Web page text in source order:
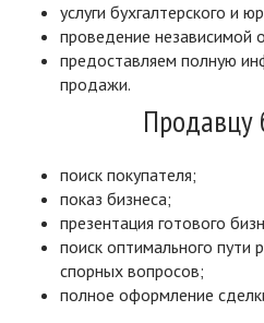
услуги бухгалтерского и
проведение независимой
предоставляем полную
продажи.
Продавцу
поиск покупателя;
показ бизнеса;
презентация готового
поиск оптимального пути
спорных вопросов;
полное оформление